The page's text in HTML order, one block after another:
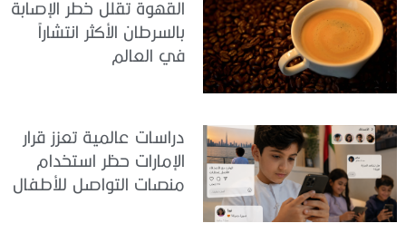
القهوة تقلل خطر الإصابة
بالسرطان الأكثر انتشاراً
في العالم
دراسات عالمية تعزز قرار
الإمارات حظر استخدام
منصات التواصل للأطفال